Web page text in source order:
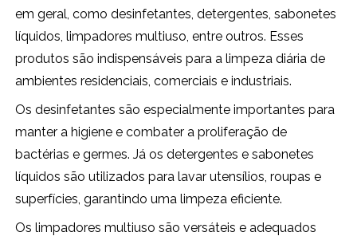
em geral, como desinfetantes, detergentes, sabonetes
líquidos, limpadores multiuso, entre outros. Esses
produtos são indispensáveis para a limpeza diária de
ambientes residenciais, comerciais e industriais.
Os desinfetantes são especialmente importantes para
manter a higiene e combater a proliferação de
bactérias e germes. Já os detergentes e sabonetes
líquidos são utilizados para lavar utensílios, roupas e
superfícies, garantindo uma limpeza eficiente.
Os limpadores multiuso são versáteis e adequados